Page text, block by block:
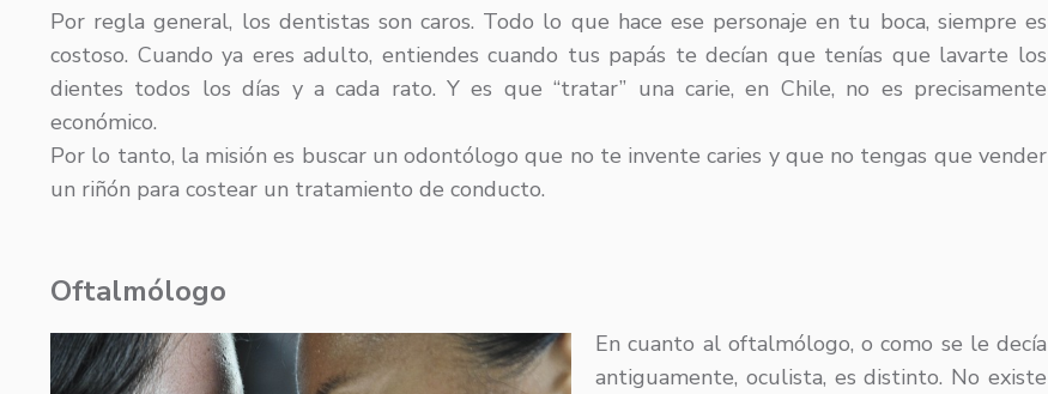
Por regla general, los dentistas son caros. Todo lo que hace ese personaje en tu boca, siempre es
costoso. Cuando ya eres adulto, entiendes cuando tus papás te decían que tenías que lavarte los
dientes todos los días y a cada rato. Y es que “tratar” una carie, en Chile, no es precisamente
económico.
Por lo tanto, la misión es buscar un odontólogo que no te invente caries y que no tengas que vender
un riñón para costear un tratamiento de conducto.
Oftalmólogo
En cuanto al oftalmólogo, o como se le decía
antiguamente, oculista, es distinto. No existe